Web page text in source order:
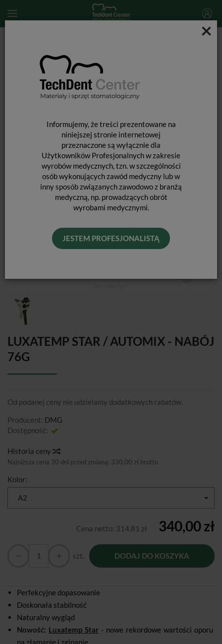
×
Informujemy, że treści prezentowane na
niniejszej stronie internetowej
przeznaczone są wyłącznie dla
Użytkowników Profesjonalnych w zakresie
wyrobów medycznych, tzn. w szczególności
osób wykonujących zawód medyczny lub w
inny sposób związanych zawodowo z branżą
medyczną, np. prowadzących obrót
wyrobami medycznymi.
JESTEM PROFESJONALISTĄ
Luxatemp Star / Automix - nabój 76g
LUXATEMP STAR / AUTOMIX - NABÓJ
76G
Od podanej ceny nie udzielamy dodatkowych rabatów.
Producent: DMG
Dostępność:
Historia ceny
Najniższa cena 30 dni przed zmianą: 330,00 zł brutto
Kolor:
A2
Cena netto: 314,81 zł 340,00 zł
szt. DODAJ DO KOSZYKA
Perfekcyjne dopasowanie
Doskonała stabilność
Naturalny wygląd
Nowość: Luxatemp Star - nowe rekordowe wartości oporu
na złamanie i zginanie